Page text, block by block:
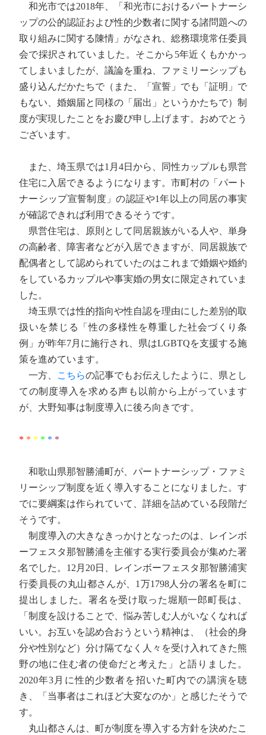
和光市では2018年、「和光市におけるパートナーシ
ップの公的認証および性的少数者に関する諸問題への
取り組みに関する陳情」がなされ、総務環境常任委員
会で採択されていました。そこから5年近くもかかっ
てしまいましたが、議論を重ね、ファミリーシップも
盛り込んだかたちで（また、「宣誓」でも「証明」で
もない、婚姻届と同様の「届出」というかたちで）制
度が実現したことをお慶び申し上げます。おめでとう
ございます。
また、埼玉県では1月4日から、同性カップルも県営
住宅に入居できるようになります。市町村の「パート
ナーシップ宣誓制度」の認証や1年以上の同居の事実
が確認できれば利用できるそうです。
県営住宅は、原則として同居親族がいる人や、単身
の高齢者、障害者などが入居できますが、同居親族で
配偶者として認められていたのはこれまで婚姻や婚約
をしているカップルや事実婚の男女に限定されていま
した。
埼玉県では性的指向や性自認を理由にした差別的取
扱いを禁じる「性の多様性を尊重した社会づくり条
例」が昨年7月に施行され、県はLGBTQを支援する施
策を進めています。
一方、
こちらの記事でもお伝えしたように、県とし
ての制度導入を求める声も以前から上がっています
が、大野知事は制度導入に後ろ向きです。
* * * * * *
和歌山県那智勝浦町が、パートナーシップ・ファミ
リーシップ制度を近く導入することになりました。す
でに要綱案は作られていて、詳細を詰めている段階だ
そうです。
制度導入の大きなきっかけとなったのは、レインボ
ーフェスタ那智勝浦を主催する実行委員会が集めた署
名でした。12月20日、レインボーフェスタ那智勝浦実
行委員長の丸山都さんが、1万1798人分の署名を町に
提出しました。署名を受け取った堀順一郎町長は、
「制度を設けることで、悩み苦しむ人がいなくなれば
いい。お互いを認め合おうという精神は、（社会的身
分や性別など）分け隔てなく人々を受け入れてきた熊
野の地に住む者の使命だと考えた」と語りました。
2020年3月に性的少数者を招いた町内での講演を聴
き、「当事者はこれほど大変なのか」と感じたそうで
す。
丸山都さんは、町が制度を導入する方針を決めたこ